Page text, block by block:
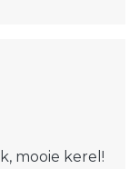
mooie kerel!